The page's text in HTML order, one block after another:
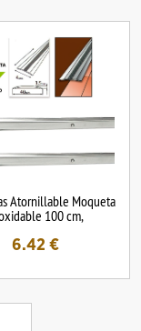
Atornillable Moqueta
100 cm,
6.42 €